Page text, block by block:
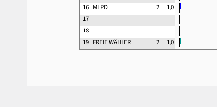
16 MLPD 2
1,0
17
18
19 FREIE WÄHLER 2 1,0